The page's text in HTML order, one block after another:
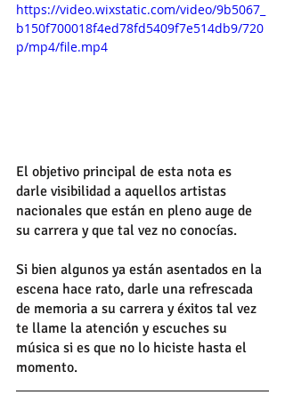
https://video.wixstatic.com/video/9b5067_
b150f700018f4ed78fd5409f7e514db9/720
p/mp4/file.mp4
El objetivo principal de esta nota es
darle visibilidad a aquellos artistas
nacionales que están en pleno auge de
su carrera y que tal vez no conocías.
Si bien algunos ya están asentados en la
escena hace rato, darle una refrescada
de memoria a su carrera y éxitos tal vez
te llame la atención y escuches su
música si es que no lo hiciste hasta el
momento.